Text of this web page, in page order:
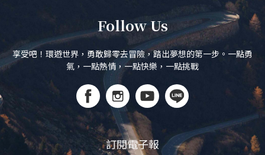
Follow Us
享受吧！環遊世界，勇敢歸零去冒險，踏出夢想的第一步。一點勇
氣，一點熱情，一點快樂，一點挑戰
訂閱電子報